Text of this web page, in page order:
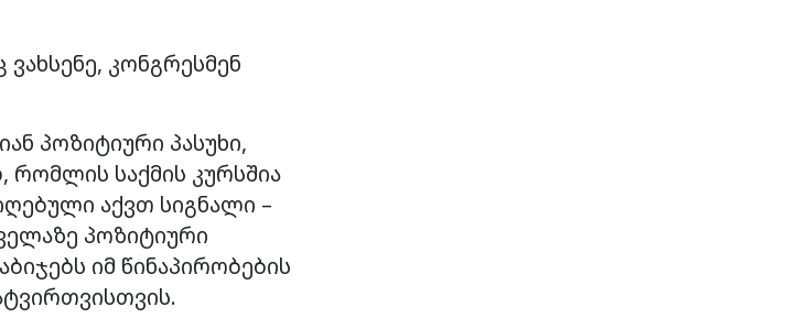
კონგრესმენ
პოზიტიური პასუხი,
რომლის საქმის კურსშია
აქვთ სიგნალი –
პოზიტიური
იმ წინაპირობების